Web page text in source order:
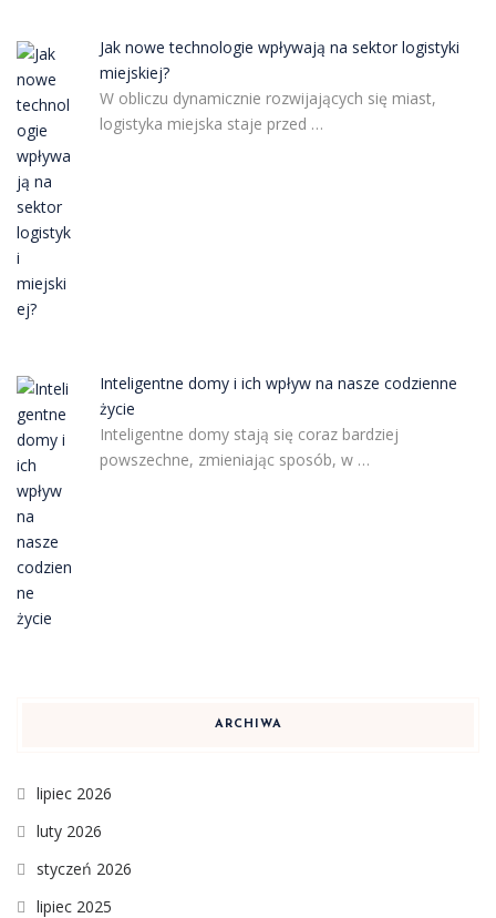
Jak nowe technologie wpływają na sektor logistyki
miejskiej?
W obliczu dynamicznie rozwijających się miast,
logistyka miejska staje przed …
Inteligentne domy i ich wpływ na nasze codzienne
życie
Inteligentne domy stają się coraz bardziej
powszechne, zmieniając sposób, w …
ARCHIWA
lipiec 2026
luty 2026
styczeń 2026
lipiec 2025